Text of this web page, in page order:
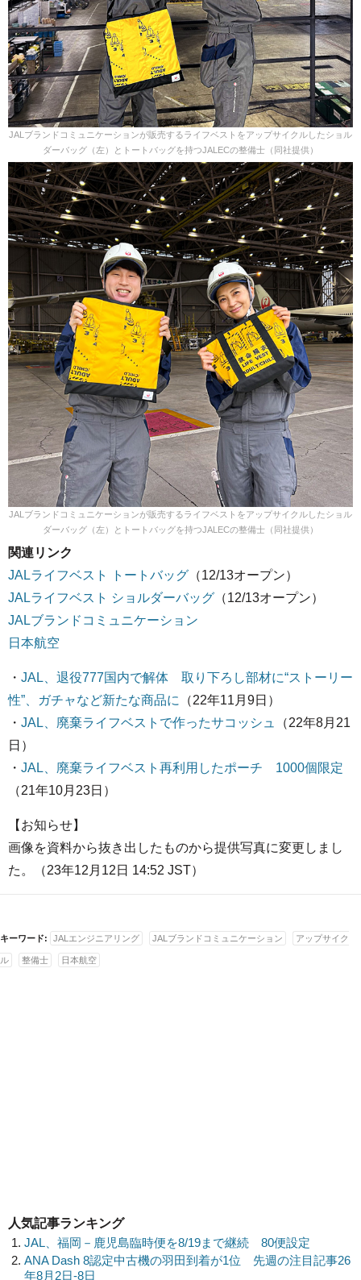
JALブランドコミュニケーションが販売するライフベストをアップサイクルしたショル
ダーバッグ（左）とトートバッグを持つJALECの整備士（同社提供）
JALブランドコミュニケーションが販売するライフベストをアップサイクルしたショル
ダーバッグ（左）とトートバッグを持つJALECの整備士（同社提供）
関連リンク
JALライフベスト トートバッグ （12/13オープン）
JALライフベスト ショルダーバッグ （12/13オープン）
JALブランドコミュニケーション
日本航空
・ JAL、退役777国内で解体 取り下ろし部材に“ストーリー
性”、ガチャなど新たな商品に
（22年11月9日）
・ JAL、廃棄ライフベストで作ったサコッシュ
（22年8月21
日）
・ JAL、廃棄ライフベスト再利用したポーチ 1000個限定
（21年10月23日）
【お知らせ】
画像を資料から抜き出したものから提供写真に変更しまし
た。（23年12月12日 14:52 JST）
キーワード: JALエンジニアリング JALブランドコミュニケーション アップサイク
ル 整備士 日本航空
人気記事ランキング
JAL、福岡－鹿児島臨時便を8/19まで継続 80便設定
ANA Dash 8認定中古機の羽田到着が1位 先週の注目記事26
年8月2日-8日